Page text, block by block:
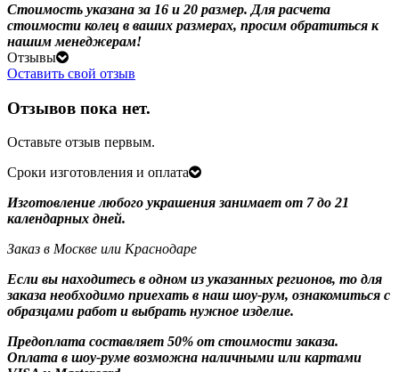
Стоимость указана за 16 и 20 размер. Для расчета
стоимости колец в ваших размерах, просим обратиться к
нашим менеджерам!
Отзывы
Оставить свой отзыв
Отзывов пока нет.
Оставьте отзыв первым.
Сроки изготовления и оплата
Изготовление любого украшения занимает от 7 до 21
календарных дней.
Заказ в Москве или Краснодаре
Если вы находитесь в одном из указанных регионов, то для
заказа необходимо приехать в наш шоу-рум, ознакомиться с
образцами работ и выбрать нужное изделие.
Предоплата составляет 50% от стоимости заказа.
Оплата в шоу-руме возможна наличными или картами